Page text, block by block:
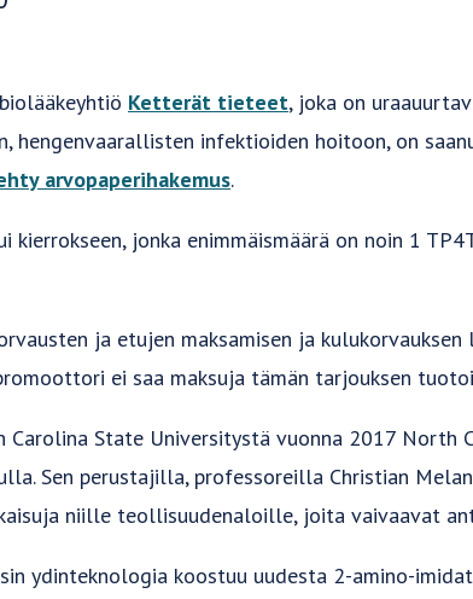
Ketterät tieteet, joka on
hengenvaarallisten infektioiden hoitoon, on
arvopaperihakemus.
jonka enimmäismäärä on noin 1
ja etujen maksamisen ja
ei saa maksuja tämän tarjouksen
State Universitystä vuonna 2017 North
Sen perustajilla, professoreilla Christian
niille teollisuudenaloille, joita vaivaavat
ydinteknologia koostuu uudesta 2-amino-